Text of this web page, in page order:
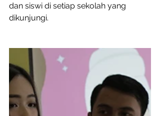
dan siswi di setiap sekolah yang
dikunjungi.